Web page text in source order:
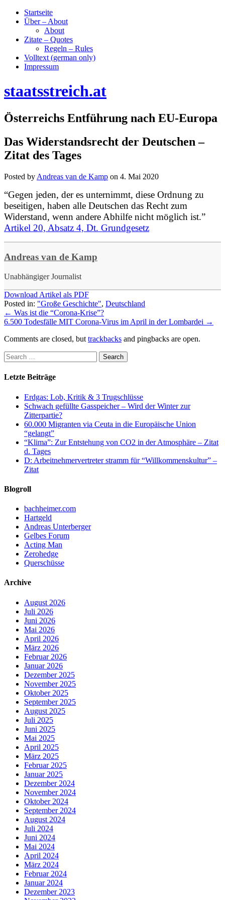
Startseite
Über – About
About
Zitate – Quotes
Regeln – Rules
Volltext (german only)
Impressum
staatsstreich.at
Österreichs Entführung nach EU-Europa
Das Widerstandsrecht der Deutschen –
Zitat des Tages
Posted by Andreas van de Kamp on 4. Mai 2020
“Gegen jeden, der es unternimmt, diese Ordnung zu
beseitigen, haben alle Deutschen das Recht zum
Widerstand, wenn andere Abhilfe nicht möglich ist.”
Artikel 20, Absatz 4, Dt. Grundgesetz
Andreas van de Kamp
Unabhängiger Journalist
Download Artikel als PDF
Posted in: "Große Geschichte", Deutschland
← Was ist die “Corona-Krise”?
6.500 Todesfälle MIT Corona-Virus im April in der Lombardei →
Comments are closed, but trackbacks and pingbacks are open.
Letzte Beiträge
Erdgas: Lob, Kritik & 3 Trugschlüsse
Schwach gefüllte Gasspeicher – Wird der Winter zur
Zitterpartie?
60.000 Migranten via Ceuta in die Europäische Union
“gelangt”
“Klima”: Zur Entstehung von CO2 in der Atmosphäre – Zitat
d. Tages
D: Arbeitnehmervertreter stramm für “Willkommenskultur” –
Zitat
Blogroll
bachheimer.com
Hartgeld
Andreas Unterberger
Gelbes Forum
Acting Man
Zerohedge
Querschüsse
Archive
August 2026
Juli 2026
Juni 2026
Mai 2026
April 2026
März 2026
Februar 2026
Januar 2026
Dezember 2025
November 2025
Oktober 2025
September 2025
August 2025
Juli 2025
Juni 2025
Mai 2025
April 2025
März 2025
Februar 2025
Januar 2025
Dezember 2024
November 2024
Oktober 2024
September 2024
August 2024
Juli 2024
Juni 2024
Mai 2024
April 2024
März 2024
Februar 2024
Januar 2024
Dezember 2023